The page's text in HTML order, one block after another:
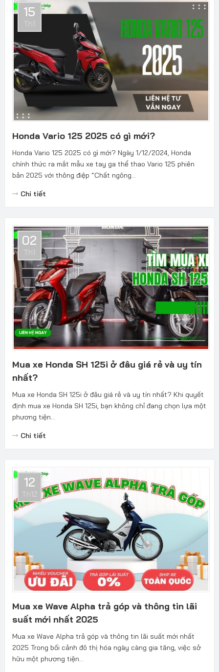
15
Th1
Honda Vario 125 2025 có gì mới?
Honda Vario 125 2025 có gì mới? Ngày 1/12/2024, Honda
chính thức ra mắt mẫu xe tay ga thể thao Vario 125 phiên
bản 2025 với thông điệp “Chất ngông...
Chi tiết
02
Th1
Mua xe Honda SH 125i ở đâu giá rẻ và uy tín
nhất?
Mua xe Honda SH 125i ở đâu giá rẻ và uy tín nhất? Khi quyết
định mua xe Honda SH 125i, bạn không chỉ đang chọn lựa một
phương tiện...
Chi tiết
12
Th12
Mua xe Wave Alpha trả góp và thông tin lãi
suất mới nhất 2025
Mua xe Wave Alpha trả góp và thông tin lãi suất mới nhất
2025 Trong bối cảnh đô thị hóa ngày càng gia tăng, việc sở
hữu một phương tiện...